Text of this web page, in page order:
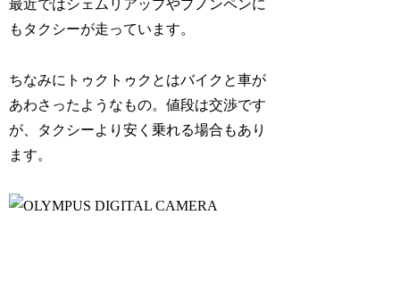
最近ではシェムリアップやプノンペンに
もタクシーが走っています。
ちなみにトゥクトゥクとはバイクと車が
あわさったようなもの。値段は交渉です
が、タクシーより安く乗れる場合もあり
ます。